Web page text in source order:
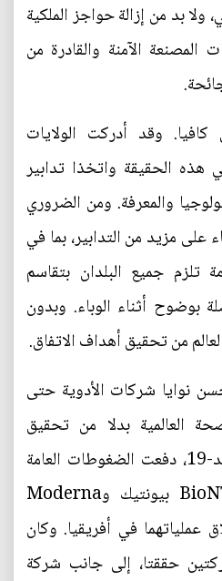
ولا بد من إزالة حواجز الملكية
المصنعة الآمنة والقادرة من
وقد أدركت الولايات
هذه الحقيقة واتخذا تدابير
والمعرفة. ومن الضروري
على مزيد من التدابير، بما في
تلزم جميع البلدان بتقاسم
بوضوح أثناء الوباء. وبدون
من تحقيق أهداف الاتفاق.
نوايا شركات الأدوية حتى
العالمية بدلا من تحقيق
الأرباح. فخلال أزمة كوفيد-19، دفعت الضغوطات العامة
الشديدة شركتي (BioNTech بيونتيك وModerna
عملياتهما في أفريقيا. وكان
حققتا، إلى جانب شركة